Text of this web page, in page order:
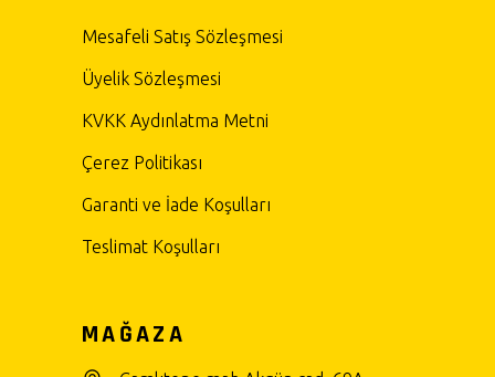
Mesafeli Satış Sözleşmesi
Üyelik Sözleşmesi
KVKK Aydınlatma Metni
Çerez Politikası
Garanti ve İade Koşulları
Teslimat Koşulları
MAĞAZA